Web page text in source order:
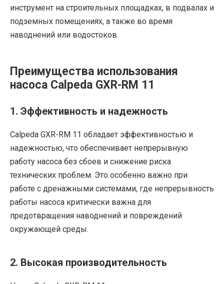
инструмент на строительных площадках, в подвалах и
подземных помещениях, а также во время
наводнений или водостоков.
Преимущества использования
насоса Calpeda GXR-RM 11
1. Эффективность и надежность
Calpeda GXR-RM 11 обладает эффективностью и
надежностью, что обеспечивает непрерывную
работу насоса без сбоев и снижение риска
технических проблем. Это особенно важно при
работе с дренажными системами, где непрерывность
работы насоса критически важна для
предотвращения наводнений и повреждений
окружающей среды.
2. Высокая производительность